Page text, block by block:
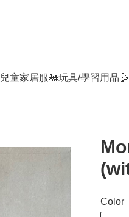
兒童家居服🚂玩具/學習用品🤹
Color